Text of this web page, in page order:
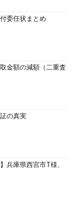
委任状まとめ
金額の減額（二重査
の真実
兵庫県西宮市T様、